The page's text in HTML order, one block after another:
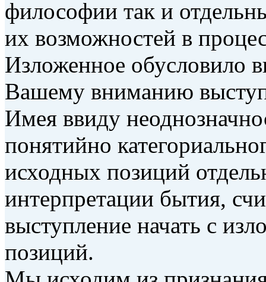
философии так и
их возможностей в
Изложенное обусловило
Вашему вниманию
Имея ввиду
понятийно
исходных позиций
интерпретации бытия,
выступление начать с
позиций.